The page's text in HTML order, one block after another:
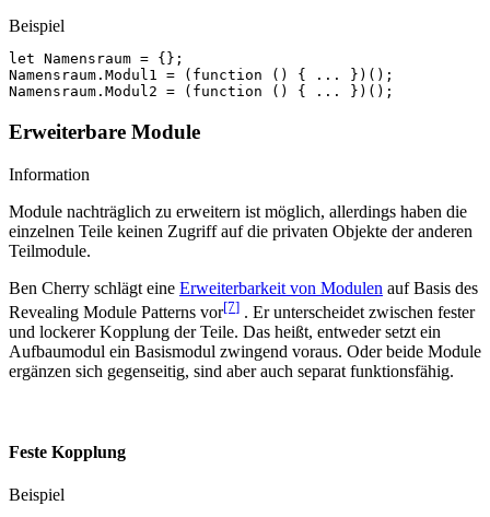
Beispiel
let Namensraum = {};
Namensraum . Modul1 = ( function () { ...
})();
Namensraum . Modul2 = ( function () { ... })();
Erweiterbare Module
Information
Module nachträglich zu erweitern ist möglich, allerdings haben die
einzelnen Teile keinen Zugriff auf die privaten Objekte der anderen
Teilmodule.
Ben Cherry schlägt eine Erweiterbarkeit von Modulen auf Basis des
Revealing Module Patterns vor[7] . Er unterscheidet zwischen fester
und lockerer Kopplung der Teile. Das heißt, entweder setzt ein
Aufbaumodul ein Basismodul zwingend voraus. Oder beide Module
ergänzen sich gegenseitig, sind aber auch separat funktionsfähig.
Feste Kopplung
Beispiel